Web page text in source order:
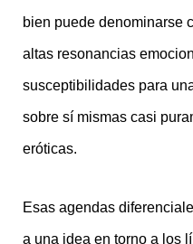
bien puede denominarse
altas resonancias
susceptibilidades para
sobre sí mismas casi
eróticas.
Esas agendas
a una idea en torno a los